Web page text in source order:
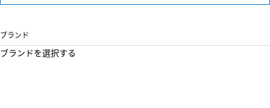
ブランド
ブランドを選択する